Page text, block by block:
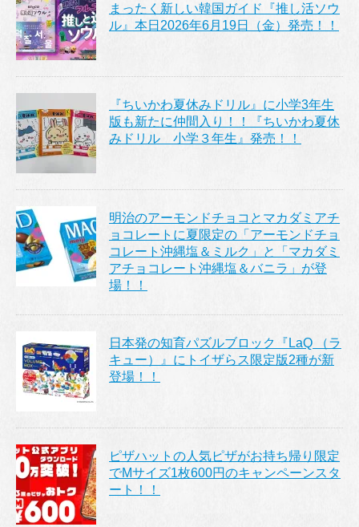
まったく新しい韓国ガイド『推し活ソウ
ル』本日2026年6月19日（金）発売！！
『ちいかわ夏休みドリル』に小学3年生
版も新たに仲間入り！！『ちいかわ夏休
みドリル 小学３年生』発売！！
明治のアーモンドチョコとマカダミアチ
ョコレートに夏限定の「アーモンドチョ
コレート沖縄塩＆ミルク」と「マカダミ
アチョコレート沖縄塩＆バニラ」が登
場！！
日本発の知育パズルブロック『LaQ （ラ
キュー）』にトイザらス限定版2種が新
登場！！
ピザハットの人気ピザがお持ち帰り限定
でMサイズ1枚600円のキャンペーンスタ
ート！！